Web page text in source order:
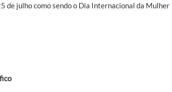
de julho como sendo o Dia Internacional da Mulher